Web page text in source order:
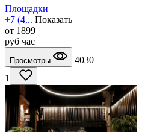
Площадки
+7 (4... Показать
от 1899
руб час
Просмотры
4030
1